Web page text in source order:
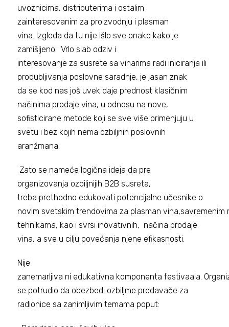
uvoznicima, distributerima i ostalim
zainteresovanim za proizvodnju i plasman
vina. Izgleda da tu nije išlo sve onako kako je
zamišljeno. Vrlo slab odziv i
interesovanje za susrete sa vinarima radi iniciranja ili
produbljivanja poslovne saradnje, je jasan znak
da se kod nas još uvek daje prednost klasičnim
načinima prodaje vina, u odnosu na nove,
sofisticirane metode koji se sve više primenjuju u
svetu i bez kojih nema ozbiljnih poslovnih
aranžmana.
Zato se nameće logična ideja da pre
organizovanja ozbiljnijih B2B susreta,
treba prethodno edukovati potencijalne učesnike o
novim svetskim trendovima za plasman vina,savremenim
tehnikama, kao i svrsi inovativnih, načina prodaje
vina, a sve u cilju povećanja njene efikasnosti.
Nije
zanemarljiva ni edukativna komponenta festivaala.
se potrudio da obezbedi ozbiljme predavače za
radionice sa zanimljivim temama poput: